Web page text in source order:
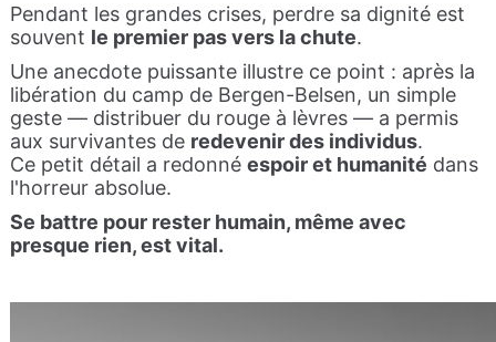
Pendant les grandes crises, perdre sa dignité est
souvent le premier pas vers la chute.
Une anecdote puissante illustre ce point : après la
libération du camp de Bergen-Belsen, un simple
geste — distribuer du rouge à lèvres — a permis
aux survivantes de redevenir des individus.
Ce petit détail a redonné espoir et humanité dans
l'horreur absolue.
Se battre pour rester humain, même avec
presque rien, est vital.